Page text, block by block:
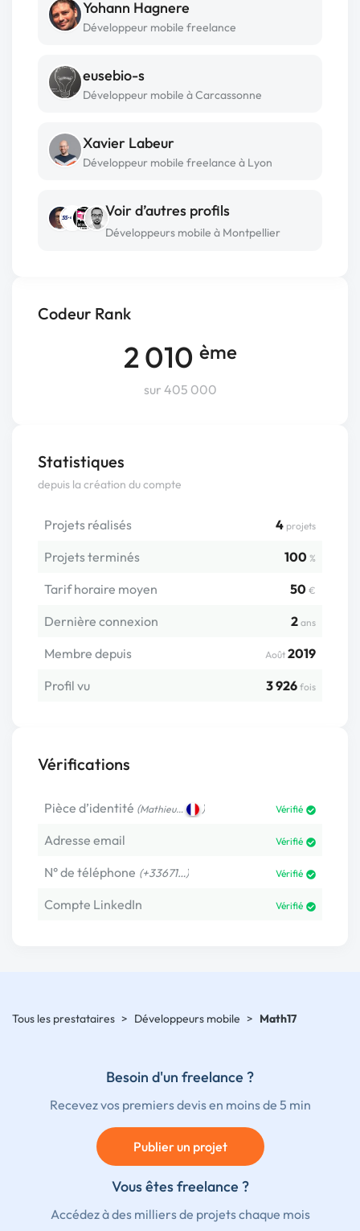
Codeur Rank
2 010 ème
sur 405 000
Statistiques
depuis la création du compte
Projets réalisés 4 projets
Projets terminés 100 %
Tarif horaire moyen 50 €
Dernière connexion 2 ans
Membre depuis Août 2019
Profil vu
3 926 fois
Vérifications
Pièce d’identité (Mathieu… ) Vérifié
Adresse email Vérifié
N° de téléphone (+33671…) Vérifié
Compte LinkedIn Vérifié
Yohann Hagnere
Développeur mobile freelance
eusebio-s
Développeur mobile à Carcassonne
Xavier Labeur
Développeur mobile freelance à Lyon
Voir d’autres profils
Développeurs mobile à Montpellier
Tous les prestataires > Développeurs mobile > Math17
Besoin d'un freelance ?
Recevez vos premiers devis en moins de 5 min
Publier un projet
Vous êtes freelance ?
Accédez à des milliers de projets chaque mois